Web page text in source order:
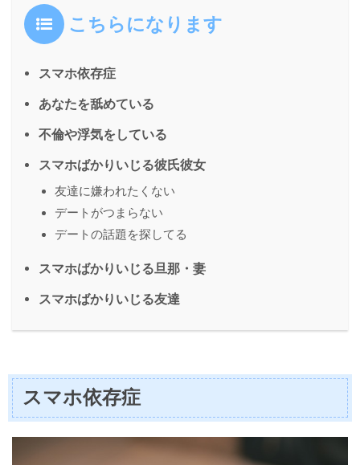
こちらになります
スマホ依存症
あなたを舐めている
不倫や浮気をしている
スマホばかりいじる彼氏彼女
友達に嫌われたくない
デートがつまらない
デートの話題を探してる
スマホばかりいじる旦那・妻
スマホばかりいじる友達
スマホ依存症